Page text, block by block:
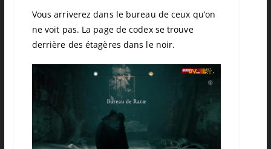
Vous arriverez dans le bureau de ceux qu’on
ne voit pas. La page de codex se trouve
derrière des étagères dans le noir.